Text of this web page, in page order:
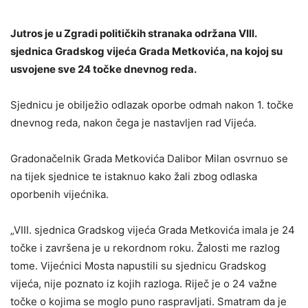
Jutros je u Zgradi političkih stranaka održana VIII.
sjednica Gradskog vijeća Grada Metkovića, na kojoj su
usvojene sve 24 točke dnevnog reda.
Sjednicu je obilježio odlazak oporbe odmah nakon 1. točke
dnevnog reda, nakon čega je nastavljen rad Vijeća.
Gradonačelnik Grada Metkovića Dalibor Milan osvrnuo se
na tijek sjednice te istaknuo kako žali zbog odlaska
oporbenih vijećnika.
„VIII. sjednica Gradskog vijeća Grada Metkovića imala je 24
točke i završena je u rekordnom roku. Žalosti me razlog
tome. Vijećnici Mosta napustili su sjednicu Gradskog
vijeća, nije poznato iz kojih razloga. Riječ je o 24 važne
točke o kojima se moglo puno raspravljati. Smatram da je